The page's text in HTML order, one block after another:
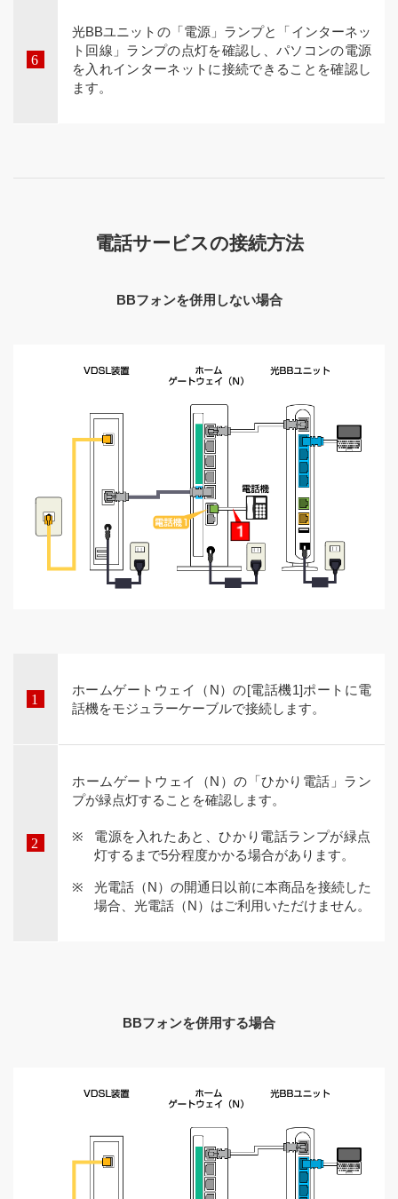
光BBユニットの「電源」ランプと「インターネッ
ト回線」ランプの点灯を確認し、パソコンの電源
を入れインターネットに接続できることを確認し
ます。
電話サービスの接続方法
BBフォンを併用しない場合
ホームゲートウェイ（N）の[電話機1]ポートに電
話機をモジュラーケーブルで接続します。
ホームゲートウェイ（N）の「ひかり電話」ラン
プが緑点灯することを確認します。
電源を入れたあと、ひかり電話ランプが緑点
灯するまで5分程度かかる場合があります。
光電話（N）の開通日以前に本商品を接続した
場合、光電話（N）はご利用いただけません。
BBフォンを併用する場合